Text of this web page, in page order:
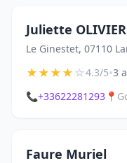
Juliette OLIVIER
Le Ginestet, 07110
★★★★☆4.3/5•3
📞+33622281293 📍
Faure Muriel